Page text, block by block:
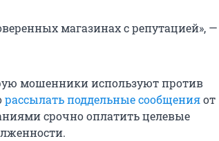
магазинах с репутацией», —
мошенники используют против
рассылать поддельные сообщенияот
срочно оплатить целевые